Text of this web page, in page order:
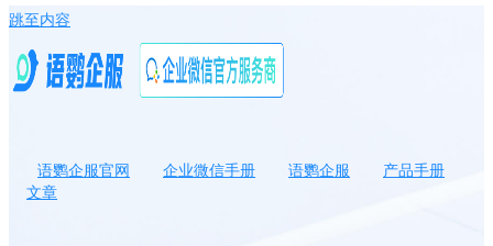
跳至内容
语鹦企服官网 企业微信手册 语鹦企服
产品手册
文章